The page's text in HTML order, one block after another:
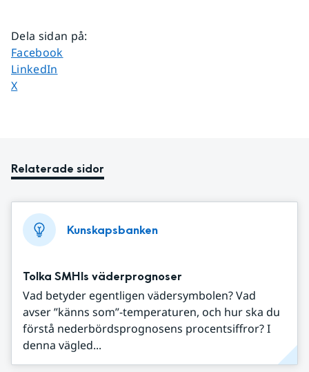
Dela sidan på:
Dela sidan på
Facebook
Dela sidan på
LinkedIn
Dela sidan på
X
Relaterade sidor
Kunskapsbanken
Tolka SMHIs väderprognoser
Vad betyder egentligen vädersymbolen? Vad
avser ”känns som”-temperaturen, och hur ska du
förstå nederbördsprognosens procentsiffror? I
denna vägled...